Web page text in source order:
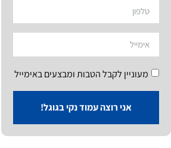
מעוניין לקבל הטבות ומבצעים באימייל
אני רוצה עמוד נקי בגוגל!